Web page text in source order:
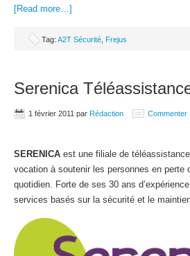
[Read more…]
Tag: A2T Sécurité Frejus
Serenica
1 février 2011 par Rédaction Commenter
SERENICA est une filiale de
vocation à soutenir les personnes en perte
quotidien. Forte de ses 30 ans
services basés sur la sécurité et le